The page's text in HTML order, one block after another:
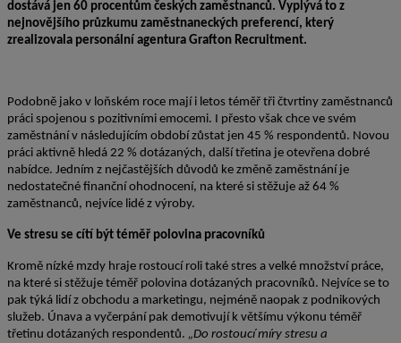
dostává jen 60 procentům českých zaměstnanců. Vyplývá to z
nejnovějšího průzkumu zaměstnaneckých preferencí, který
zrealizovala personální agentura Grafton Recruitment.
Podobně jako v loňském roce mají i letos téměř tři čtvrtiny zaměstnanců
práci spojenou s pozitivními emocemi. I přesto však chce ve svém
zaměstnání v následujícím období zůstat jen 45 % respondentů. Novou
práci aktivně hledá 22 % dotázaných, další třetina je otevřena dobré
nabídce. Jedním z nejčastějších důvodů ke změně zaměstnání je
nedostatečné finanční ohodnocení, na které si stěžuje až 64 %
zaměstnanců, nejvíce lidé z výroby.
Ve stresu se cítí být téměř polovina pracovníků
Kromě nízké mzdy hraje rostoucí roli také stres a velké množství práce,
na které si stěžuje téměř polovina dotázaných pracovníků. Nejvíce se to
pak týká lidí z obchodu a marketingu, nejméně naopak z podnikových
služeb. Únava a vyčerpání pak demotivují k většímu výkonu téměř
třetinu dotázaných respondentů. „Do rostoucí míry stresu a